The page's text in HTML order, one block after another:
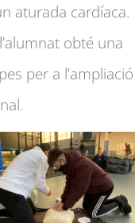
aturada cardíaca.
obté una
per a l’ampliació